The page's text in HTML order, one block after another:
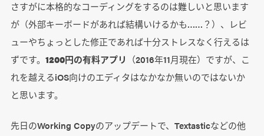
さすがに本格的なコーディングをするのは難しいと思います
が（外部キーボードがあれば結構いけるかも……？）、レビ
ューやちょっとした修正であれば十分ストレスなく行えるは
ずです。 1200円の有料アプリ
（2016年11月現在）ですが、こ
れを越えるiOS向けのエディタはなかなか無いのではないか
と思います。
先日のWorking Copyのアップデートで、Textasticなどの他